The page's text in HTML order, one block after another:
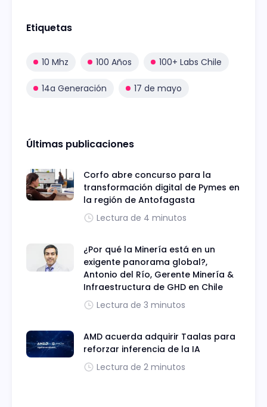
Etiquetas
10 Mhz 100 Años 100+ Labs Chile
14a Generación 17 de mayo
Últimas publicaciones
Corfo abre concurso para la
transformación digital de Pymes en
la región de Antofagasta
Lectura de 4 minutos
¿Por qué la Minería está en un
exigente panorama global?,
Antonio del Río, Gerente Minería &
Infraestructura de GHD en Chile
Lectura de 3 minutos
AMD acuerda adquirir Taalas para
reforzar inferencia de la IA
Lectura de 2 minutos